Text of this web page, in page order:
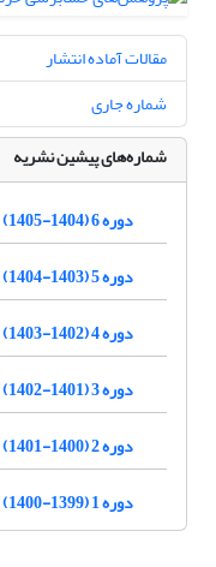
مقالات آماده انتشار
شماره جاری
شماره‌های پیشین نشریه
دوره 6 (1404-1405)
دوره 5 (1403-1404)
دوره 4 (1402-1403)
دوره 3 (1401-1402)
دوره 2 (1400-1401)
دوره 1 (1399-1400)